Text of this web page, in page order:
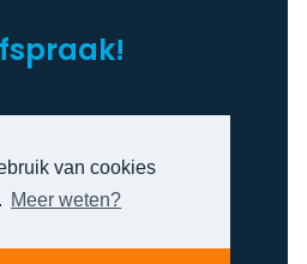
van cookies
Meer weten?